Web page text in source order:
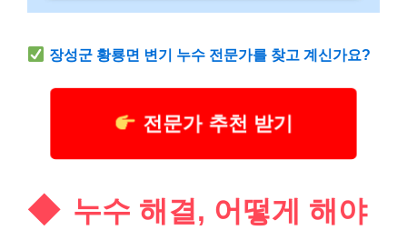
장성군 황룡면 변기 누수 전문가를 찾고 계신가요?
전문가 추천 받기
누수 해결, 어떻게 해야